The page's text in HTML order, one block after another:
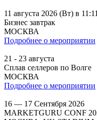
11 августа 2026 (Вт) в 11:11
Бизнес завтрак
МОСКВА
Подробнее о мероприятии
21 - 23 августа
Сплав селлеров по Волге
МОСКВА
Подробнее о мероприятии
16 — 17 Сентября 2026
MARKETGURU CONF